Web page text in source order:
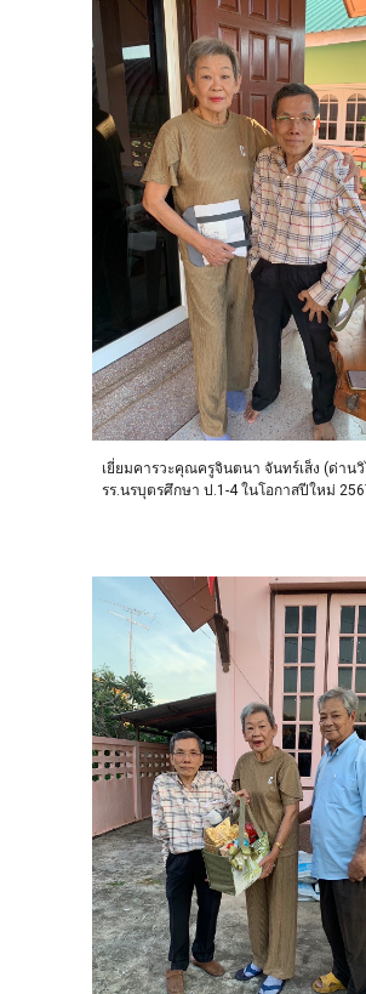
เยี่ยมคารวะคุณครูจินตนา จันทร์เส็ง (ด่าน
รร.นรบุตรศึกษา ป.1-4 ในโอกาสปีใหม่